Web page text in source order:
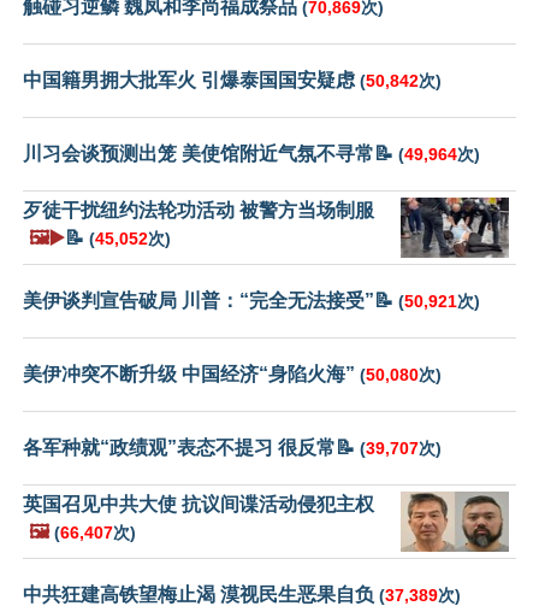
触碰习逆鳞 魏凤和李尚福成祭品 (70,869次)
中国籍男拥大批军火 引爆泰国国安疑虑 (50,842次)
川习会谈预测出笼 美使馆附近气氛不寻常📝 (49,964次)
歹徒干扰纽约法轮功活动 被警方当场制服
🖼️▶️📝 (45,052次)
美伊谈判宣告破局 川普：“完全无法接受”📝 (50,921次)
美伊冲突不断升级 中国经济“身陷火海” (50,080次)
各军种就“政绩观”表态不提习 很反常📝 (39,707次)
英国召见中共大使 抗议间谍活动侵犯主权
🖼️ (66,407次)
中共狂建高铁望梅止渴 漠视民生恶果自负 (37,389次)